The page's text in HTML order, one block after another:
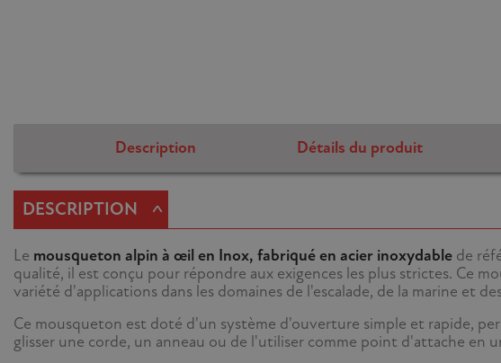
Description Détails du produit
DESCRIPTION ^
Le mousqueton alpin à œil en Inox, fabriqué en acier inoxydable de
qualité, il est conçu pour répondre aux exigences les plus strictes. Ce
variété d'applications dans les domaines de l'escalade, de la marine et
Ce mousqueton est doté d'un système d'ouverture simple et rapide,
glisser une corde, un anneau ou de l'utiliser comme point d'attache